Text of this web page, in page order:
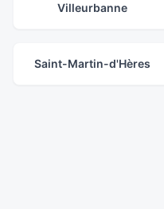
Villeurbanne
Saint-Martin-d'Hères